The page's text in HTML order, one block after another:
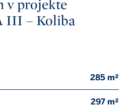
v projekte
III – Koliba
285 m²
297 m²